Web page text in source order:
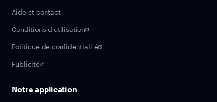
Aide et contact
Conditions d'utilisation
Politique de confidentialité
Publicité
Notre application